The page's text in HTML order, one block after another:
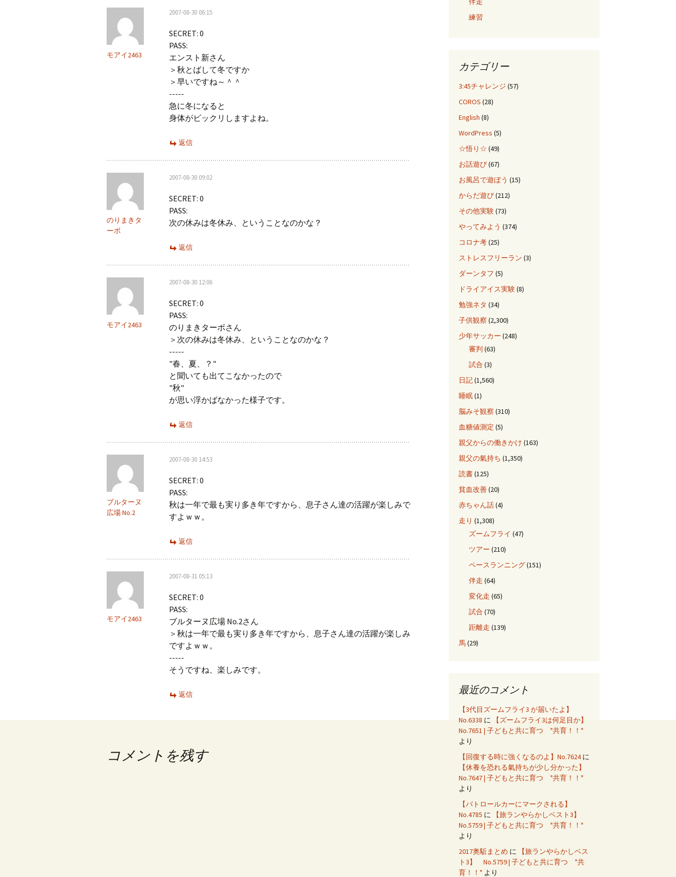
モアイ2463
2007-08-30 06:15
SECRET: 0
PASS:
エンスト新さん
＞秋とばして冬ですか
＞早いですね～＾＾
-----
急に冬になると
身体がビックリしますよね。
返信
のりまきタ
ーボ
2007-08-30 09:02
SECRET: 0
PASS:
次の休みは冬休み、ということなのかな？
返信
モアイ2463
2007-08-30 12:06
SECRET: 0
PASS:
のりまきターボさん
＞次の休みは冬休み、ということなのかな？
-----
"春、夏、？"
と聞いても出てこなかったので
"秋"
が思い浮かばなかった様子です。
返信
ブルターヌ
広場 No.2
2007-08-30 14:53
SECRET: 0
PASS:
秋は一年で最も実り多き年ですから、息子さん達の活躍が楽しみで
すよｗｗ。
返信
モアイ2463
2007-08-31 05:13
SECRET: 0
PASS:
ブルターヌ広場 No.2さん
＞秋は一年で最も実り多き年ですから、息子さん達の活躍が楽しみ
ですよｗｗ。
-----
そうですね、楽しみです。
返信
コメントを残す
練習
カテゴリー
3:45チャレンジ (57)
COROS (28)
English (8)
WordPress (5)
☆悟り☆ (49)
お話遊び(67)
お風呂で遊ぼう (15)
からだ遊び(212)
その他実験(73)
やってみよう (374)
コロナ考(25)
ストレスフリーラン (3)
ダーンタフ (5)
ドライアイス実験(8)
勉強ネタ (34)
子供観察 (2,300)
少年サッカー (248)
審判 (63)
試合 (3)
日記(1,560)
睡眠(1)
脳みそ観察 (310)
血糖値測定 (5)
親父からの働きかけ (163)
親父の氣持ち (1,350)
読書(125)
貧血改善(20)
赤ちゃん話(4)
走り (1,308)
ズームフライ (47)
ツアー (210)
ペースランニング(151)
伴走 (64)
変化走 (65)
試合 (70)
距離走 (139)
馬(29)
最近のコメント
【3代目ズームフライ3 が届いたよ】
No.6338 に
【ズームフライ3は何足目か】
No.7651 | 子どもと共に育つ "共育！！"
より
【回復する時に強くなるのよ】No.7624に
【休養を恐れる氣持ちが少し分かった】
No.7647 | 子どもと共に育つ "共育！！"
より
【パトロールカーにマークされる】
No.4785 に
【旅ランやらかしベスト3】
No.5759 | 子どもと共に育つ "共育！！"
より
2017奥駈まとめ に
【旅ランやらかしベス
ト3】 No.5759 | 子どもと共に育つ "共
育！！" より